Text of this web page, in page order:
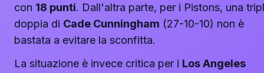
con 18 punti. Dall'altra parte, per i Pistons, una
doppia di Cade Cunningham (27-10-10) non è
bastata a evitare la sconfitta.
La situazione è invece critica per i Los Angeles